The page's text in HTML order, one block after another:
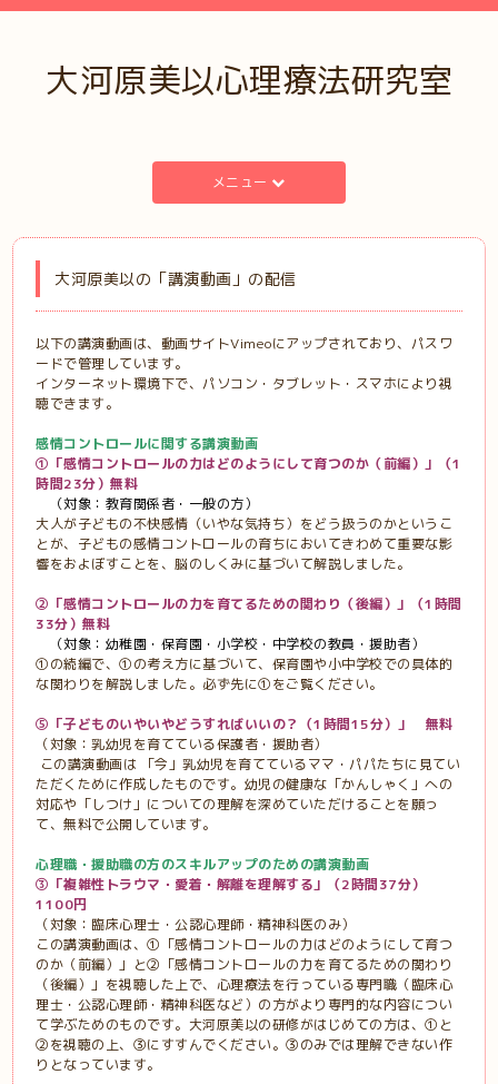
大河原美以心理療法研究室
メニュー
大河原美以の「講演動画」の配信
以下の講演動画は、 動画サイトVimeoにアップされており、パスワ
ードで管理しています。
インターネット環境下で、パソコン・タブレット・スマホにより視
聴できます。
感情コントロールに関する講演動画
① 「感情コントロールの力はどのようにして育つのか（前編）」（1
時間23分）無料
（対象：教育関係者・一般の方）
大人が子どもの不快感情（いやな気持ち）をどう扱うのかというこ
とが、子どもの感情コントロールの育ちにおいてきわめて重要な影
響をおよぼすことを、脳のしくみに基づいて解説しました。
② 「感情コントロールの力を育てるための関わり（後編）」（1 時間
33分）無料
（対象：幼稚園・保育園・小学校・中学校の教員・援助者）
①の続編で、①の考え方に基づいて、保育園や小中学校での具体的
な関わりを解説しました。必ず先に①をご覧ください。
⑤「子どものいやいやどうすればいいの？（1 時間15分）」 無料
（対象：乳幼児を育てている保護者・援助者）
この講演動画は 「今」乳幼児を育てているママ・パパたちに見てい
ただくために作成したものです。幼児の健康な「かんしゃく」への
対応や「しつけ」についての理解を深めていただけることを願っ
て、無料で公開しています。
心理職・援助職の方のスキルアップのための講演動画
③「複雑性トラウマ・愛着・解離を理解する」（2時間37分）
1100円
（対象：臨床心理士・公認心理師・精神科医のみ）
この講演動画は、① 「感情コントロールの力はどのようにして育つ
のか（前編）」と② 「感情コントロールの力を育てるための関わり
（後編）」を視聴した上で、心理療法を行っている専門職（臨床心
理士・公認心理師・精神科医など）の方がより専門的な内容につい
て学ぶためのものです。大河原美以の研修がはじめての方は、①と
②を視聴の上、③にすすんでください。③のみでは理解できない作
りとなっています。